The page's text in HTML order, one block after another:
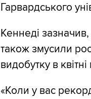
Гарвардського
Кеннеді
також змусили
видобутку в
«Коли у вас